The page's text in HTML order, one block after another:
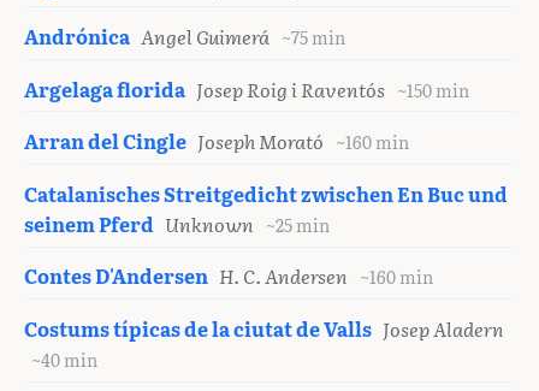
Andrónica Angel Guimerá ~75 min
Argelaga florida Josep Roig i Raventós ~150 min
Arran del Cingle Joseph Morató ~160 min
Catalanisches Streitgedicht zwischen En Buc und
seinem Pferd Unknown ~25 min
Contes D'Andersen H. C. Andersen ~160 min
Costums típicas de la ciutat de Valls Josep Aladern
~40 min